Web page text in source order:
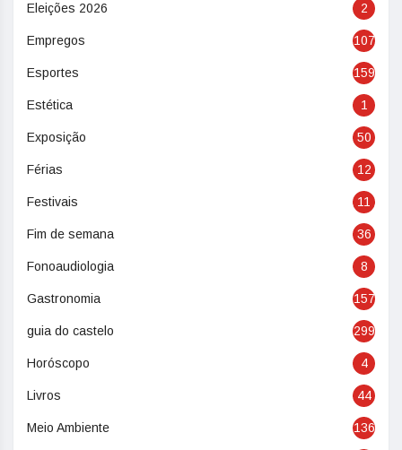
Eleições 2026 2
Empregos 107
Esportes 159
Estética 1
Exposição 50
Férias 12
Festivais 11
Fim de semana 36
Fonoaudiologia 8
Gastronomia 157
guia do castelo 299
Horóscopo 4
Livros 44
Meio Ambiente 136